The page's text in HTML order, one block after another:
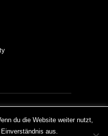
your experience. We'll
you can opt-out if you wish.
du die Website weiter nutzt,
aus.